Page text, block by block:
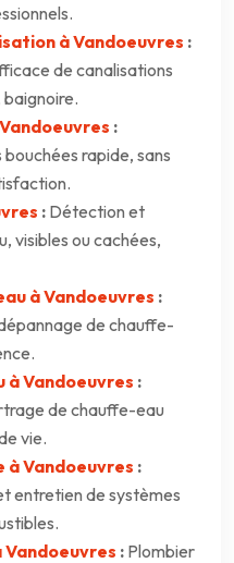
à Vandoeuvres :
de canalisations
:
rapide, sans
: Détection et
visibles ou cachées,
à Vandoeuvres :
de chauffe-
Vandoeuvres :
de chauffe-eau
vie.
à Vandoeuvres :
entretien de systèmes
Vandoeuvres : Plombier